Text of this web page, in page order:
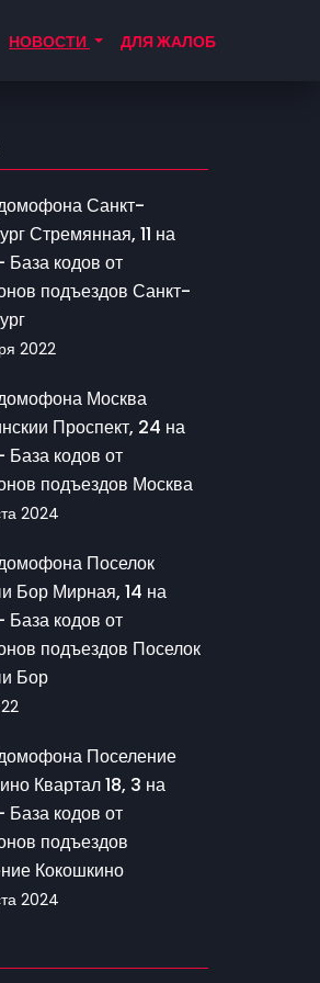
НОВОСТИ ДЛЯ ЖАЛОБ
Санкт-
Стремянная, 11 на
База кодов от
подъездов Санкт-
2022
Москва
Проспект, 24 на
База кодов от
подъездов Москва
2024
Поселок
Бор Мирная, 14 на
База кодов от
подъездов Поселок
Бор
Поселение
Квартал 18, 3 на
База кодов от
подъездов
Кокошкино
2024